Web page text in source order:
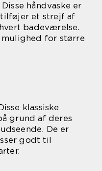
håndvaske er
et strejf af
badeværelse.
for større
klassiske
grund af deres
De er
godt til